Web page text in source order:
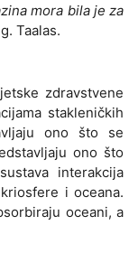
mora bila je za
Taalas.
zdravstvene
stakleničkih
ono što se
ono što
interakcija
i oceana.
oceani, a